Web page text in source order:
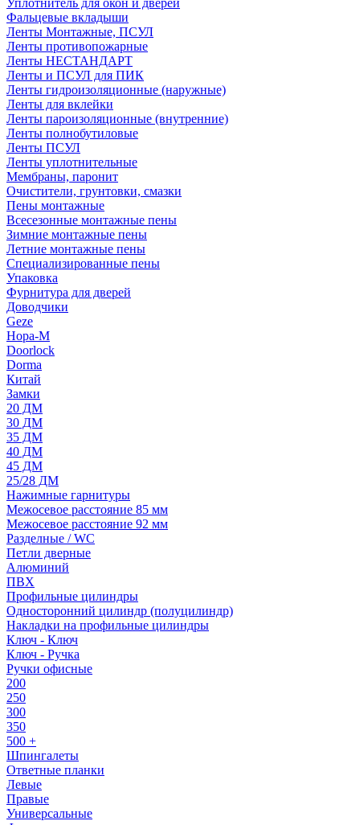
Уплотнитель для окон и дверей
Фальцевые вкладыши
Ленты Монтажные, ПСУЛ
Ленты противопожарные
Ленты НЕСТАНДАРТ
Ленты и ПСУЛ для ПИК
Ленты гидроизоляционные (наружные)
Ленты для вклейки
Ленты пароизоляционные (внутренние)
Ленты полнобутиловые
Ленты ПСУЛ
Ленты уплотнительные
Мембраны, паронит
Очистители, грунтовки, смазки
Пены монтажные
Всесезонные монтажные пены
Зимние монтажные пены
Летние монтажные пены
Специализированные пены
Упаковка
Фурнитура для дверей
Доводчики
Geze
Нора-М
Doorlock
Dorma
Китай
Замки
20 ДМ
30 ДМ
35 ДМ
40 ДМ
45 ДМ
25/28 ДМ
Нажимные гарнитуры
Межосевое расстояние 85 мм
Межосевое расстояние 92 мм
Разделные / WC
Петли дверные
Алюминий
ПВХ
Профильные цилиндры
Односторонний цилиндр (полуцилиндр)
Накладки на профильные цилиндры
Ключ - Ключ
Ключ - Ручка
Ручки офисные
200
250
300
350
500 +
Шпингалеты
Ответные планки
Левые
Правые
Универсальные